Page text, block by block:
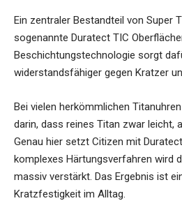
Ein zentraler Bestandteil von Super
sogenannte Duratect TIC
Beschichtungstechnologie sorgt
widerstandsfähiger gegen Kratzer
Bei vielen herkömmlichen
darin, dass reines Titan zwar leicht,
Genau hier setzt Citizen mit
komplexes Härtungsverfahren wird
massiv verstärkt. Das Ergebnis ist
Kratzfestigkeit im Alltag.